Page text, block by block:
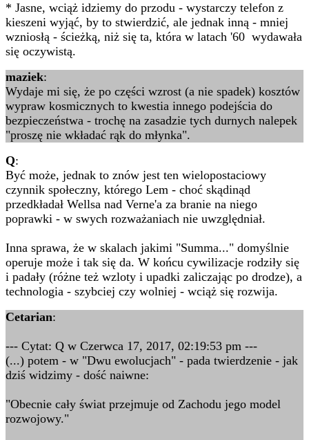
* Jasne, wciąż idziemy do przodu - wystarczy telefon z
kieszeni wyjąć, by to stwierdzić, ale jednak inną - mniej
wzniosłą - ścieżką, niż się ta, która w latach '60 wydawała
się oczywistą.
maziek:
Wydaje mi się, że po części wzrost (a nie spadek) kosztów
wypraw kosmicznych to kwestia innego podejścia do
bezpieczeństwa - trochę na zasadzie tych durnych nalepek
"proszę nie wkładać rąk do młynka".
Q:
Być może, jednak to znów jest ten wielopostaciowy
czynnik społeczny, którego Lem - choć skądinąd
przedkładał Wellsa nad Verne'a za branie na niego
poprawki - w swych rozważaniach nie uwzględniał.
Inna sprawa, że w skalach jakimi "Summa..." domyślnie
operuje może i tak się da. W końcu cywilizacje rodziły się
i padały (różne też wzloty i upadki zaliczając po drodze), a
technologia - szybciej czy wolniej - wciąż się rozwija.
Cetarian:
--- Cytat: Q w Czerwca 17, 2017, 02:19:53 pm ---
(...) potem - w "Dwu ewolucjach" - pada twierdzenie - jak
dziś widzimy - dość naiwne:
"Obecnie cały świat przejmuje od Zachodu jego model
rozwojowy."